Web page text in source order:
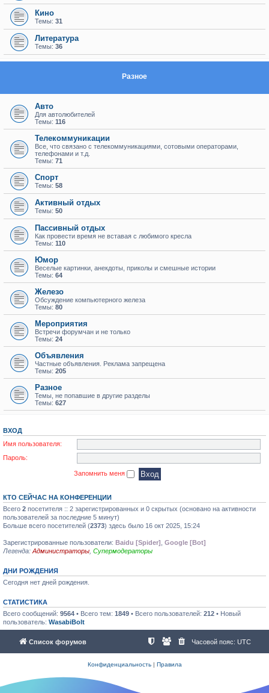
Кино
Темы: 31
Литература
Темы: 36
Разное
Авто
Для автолюбителей
Темы: 116
Телекоммуникации
Все, что связано с телекоммуникациями, сотовыми операторами,
телефонами и т.д.
Темы: 71
Спорт
Темы: 58
Активный отдых
Темы: 50
Пассивный отдых
Как провести время не вставая с любимого кресла
Темы: 110
Юмор
Веселые картинки, анекдоты, приколы и смешные истории
Темы: 64
Железо
Обсуждение компьютерного железа
Темы: 80
Мероприятия
Встречи форумчан и не только
Темы: 24
Объявления
Частные объявления. Реклама запрещена
Темы: 205
Разное
Темы, не попавшие в другие разделы
Темы: 627
ВХОД
Имя пользователя:
Пароль:
Запомнить меня
КТО СЕЙЧАС НА КОНФЕРЕНЦИИ
Всего 2 посетителя :: 2 зарегистрированных и 0 скрытых (основано на активности
пользователей за последние 5 минут)
Больше всего посетителей (2373) здесь было 16 окт 2025, 15:24
Зарегистрированные пользователи: Baidu [Spider] Google [Bot]
Легенда: Администраторы Супермодераторы
ДНИ РОЖДЕНИЯ
Сегодня нет дней рождения.
СТАТИСТИКА
Всего сообщений: 9564 • Всего тем: 1849 • Всего пользователей: 212 • Новый
пользователь: WasabiBolt
Список форумов Часовой пояс: UTC
Конфиденциальность| Правила